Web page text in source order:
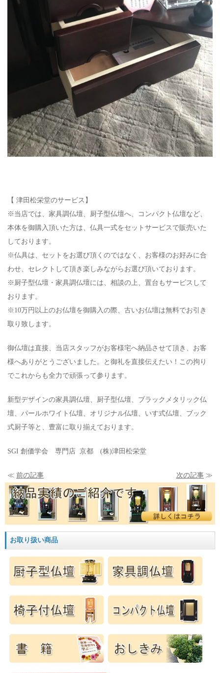
【 津田松栄堂のサービス】
※当店では、家具調仏壇、厨子型仏壇へ、コンパクト仏壇など、
本体を御購入頂いた方は、仏具一式をセットサービスで販売いた
しております。
※仏具は、セットをお選び頂くのではなく、お客様のお好みに合
わせ、セレクトして頂き楽しみながらお選び頂いております。
※厨子型仏壇・家具調仏壇には、相談の上、置台もサービスして
おります。
※10万円以上のお仏壇を御購入の際、古いお仏壇は無料でお引き
取り致します。
御仏壇は直接、当店スタッフがお客様宅へ納品させて頂き、お客
様へありがとうございました。と御礼を直接伝えたい！この拘り
でこれからも全力で頑張って参ります。
新型デザインの家具調仏壇、厨子型仏壇、ブラックメタリック仏
壇、パールホワイト仏壇、オリジナル仏壇、いす式仏壇、ブック
式厨子等と、豊富に取り揃えております。
SGI 創価学会 専門店 京都 (株)津田松栄堂
≪ 前の記事 次の記事 ≫
お取り扱い商品